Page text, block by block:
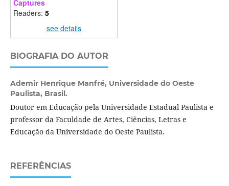
Captures
Readers: 5
see details
BIOGRAFIA DO AUTOR
Ademir Henrique Manfré, Universidade do Oeste
Paulista, Brasil.
Doutor em Educação pela Universidade Estadual Paulista e
professor da Faculdade de Artes, Ciências, Letras e
Educação da Universidade do Oeste Paulista.
REFERÊNCIAS